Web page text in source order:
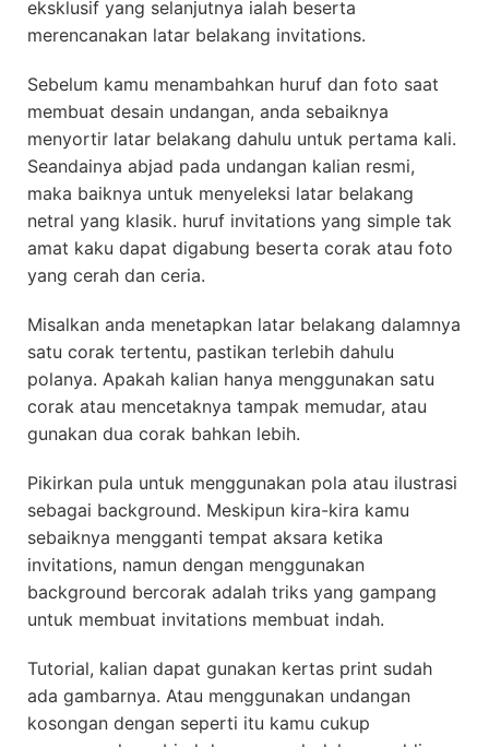
eksklusif yang selanjutnya ialah beserta
merencanakan latar belakang invitations.
Sebelum kamu menambahkan huruf dan foto saat
membuat desain undangan, anda sebaiknya
menyortir latar belakang dahulu untuk pertama kali.
Seandainya abjad pada undangan kalian resmi,
maka baiknya untuk menyeleksi latar belakang
netral yang klasik. huruf invitations yang simple tak
amat kaku dapat digabung beserta corak atau foto
yang cerah dan ceria.
Misalkan anda menetapkan latar belakang dalamnya
satu corak tertentu, pastikan terlebih dahulu
polanya. Apakah kalian hanya menggunakan satu
corak atau mencetaknya tampak memudar, atau
gunakan dua corak bahkan lebih.
Pikirkan pula untuk menggunakan pola atau ilustrasi
sebagai background. Meskipun kira-kira kamu
sebaiknya mengganti tempat aksara ketika
invitations, namun dengan menggunakan
background bercorak adalah triks yang gampang
untuk membuat invitations membuat indah.
Tutorial, kalian dapat gunakan kertas print sudah
ada gambarnya. Atau menggunakan undangan
kosongan dengan seperti itu kamu cukup